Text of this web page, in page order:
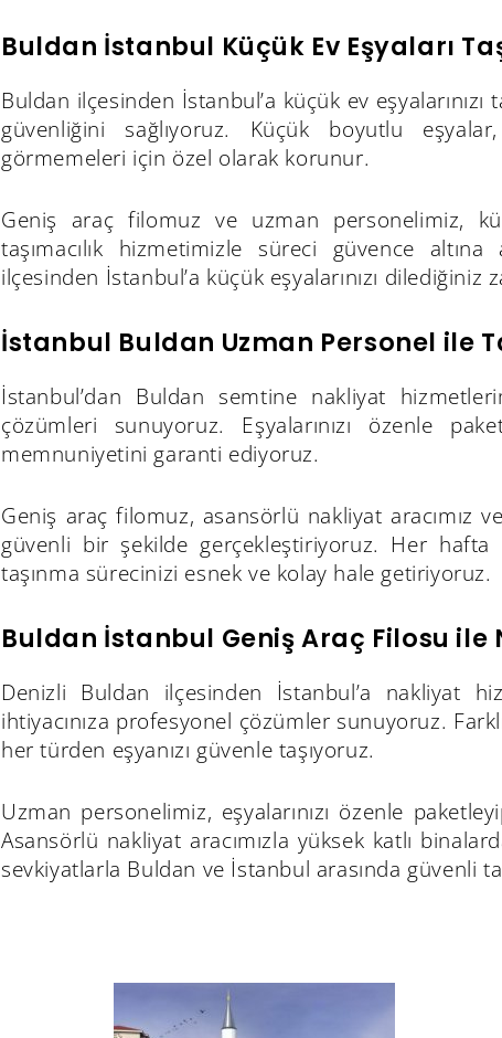
Buldan İstanbul Küçük Ev Eşyaları
Buldan ilçesinden İstanbul’a küçük ev eşyalarınızı
güvenliğini sağlıyoruz. Küçük boyutlu
görmemeleri için özel olarak korunur.
Geniş araç filomuz ve uzman personelimiz,
taşımacılık hizmetimizle süreci güvence
ilçesinden İstanbul’a küçük eşyalarınızı dilediğiniz
İstanbul Buldan Uzman Personel ile
İstanbul’dan Buldan semtine nakliyat
çözümleri sunuyoruz. Eşyalarınızı özenle
memnuniyetini garanti ediyoruz.
Geniş araç filomuz, asansörlü nakliyat aracımız ve
güvenli bir şekilde gerçekleştiriyoruz. Her hafta
taşınma sürecinizi esnek ve kolay hale getiriyoruz.
Buldan İstanbul Geniş Araç Filosu ile
Denizli Buldan ilçesinden İstanbul’a nakliyat
ihtiyacınıza profesyonel çözümler sunuyoruz.
her türden eşyanızı güvenle taşıyoruz.
Uzman personelimiz, eşyalarınızı özenle
Asansörlü nakliyat aracımızla yüksek katlı
sevkiyatlarla Buldan ve İstanbul arasında güvenli